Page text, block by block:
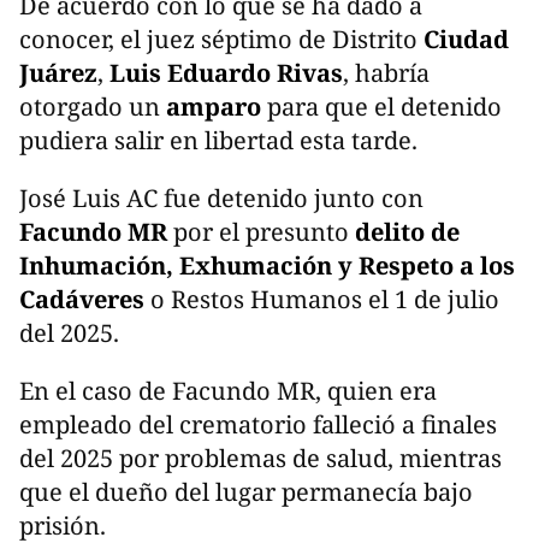
conocer, el juez séptimo de Distrito Ciudad
Juárez, Luis Eduardo Rivas, habría
otorgado un amparopara que el detenido
pudiera salir en libertad esta tarde.
José Luis AC fue detenido junto con
Facundo MRpor el presunto delito de
Inhumación, Exhumación y Respeto a los
Cadáveres o Restos Humanos el 1 de julio
del 2025.
En el caso de Facundo MR, quien era
empleado del crematorio falleció a finales
del 2025 por problemas de salud, mientras
que el dueño del lugar permanecía bajo
prisión.